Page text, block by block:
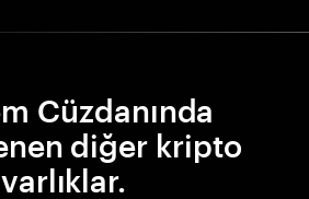
Cüzdanında
diğer kripto
varlıklar.